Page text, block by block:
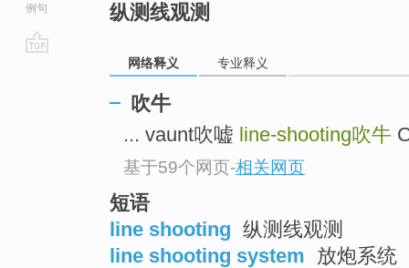
例句
纵测线观测
网络释义 专业释义
吹牛
... vaunt吹嘘 line-shooting吹牛
基于59个网页-相关网页
短语
line shooting 纵测线观测
line shooting system 放炮系统